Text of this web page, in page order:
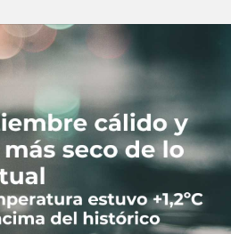
el año anterior, mientras que el
experimentó un incremento